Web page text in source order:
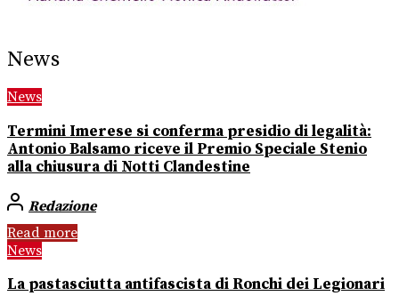
News
News
Termini Imerese si conferma presidio di legalità:
Antonio Balsamo riceve il Premio Speciale Stenio
alla chiusura di Notti Clandestine
Redazione
Read more
News
La pastasciutta antifascista di Ronchi dei Legionari